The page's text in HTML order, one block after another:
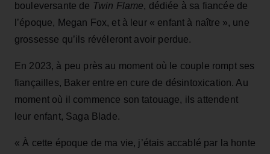
bouleversante de Twin Flame, dédiée à sa fiancée de
l’époque, Megan Fox, et à leur « enfant à naître », une
grossesse qu’ils révéleront avoir perdue.
En 2023, à peu près au moment où le couple rompt ses
fiançailles, Baker entre en cure de désintoxication. Au
moment où il commence son tatouage, ils attendent
leur enfant, Saga Blade.
« À cette époque de ma vie, j’étais accablé par la honte